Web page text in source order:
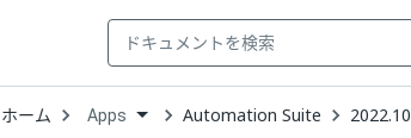
ホーム Open
Dropdown
Apps Automation Suite 2022.10